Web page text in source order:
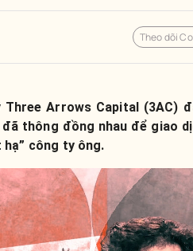
Theo dõi
Arrows Capital (3AC)
đã thông đồng nhau để giao
công ty ông.